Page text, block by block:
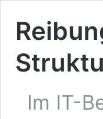
Im IT-